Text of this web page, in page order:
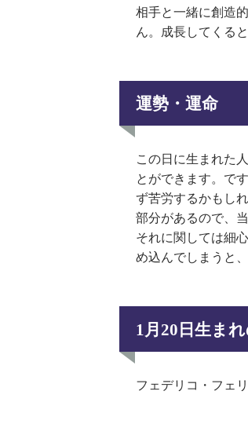
相手と一緒に創造
ん。成長してくる
運勢・運命
この日に生まれた
とができます。で
ず苦労するかもし
部分があるので、
それに関しては細
め込んでしまうと
1月20日生ま
フェデリコ・フェ